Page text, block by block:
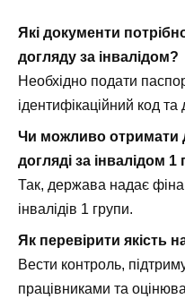
Які документи
догляду за інвалідом?
Необхідно подати
ідентифікаційний код та
Чи можливо отримати
догляді за інвалідом 1
Так, держава надає
інвалідів 1 групи.
Як перевірити якість
Вести контроль,
працівниками та